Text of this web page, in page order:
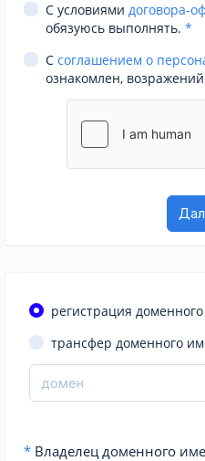
С условиями договора-
обязуюсь выполнять. *
С соглашением о
ознакомлен,
регистрация
трансфер доменного
* Владелец доменного